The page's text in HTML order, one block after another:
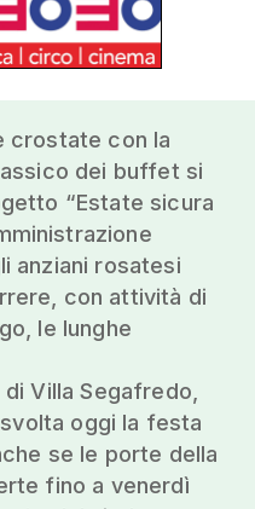
crostate con la
dei buffet si
“Estate sicura
anziani rosatesi
con attività di
le lunghe
Villa Segafredo,
oggi la festa
se le porte della
fino a venerdì